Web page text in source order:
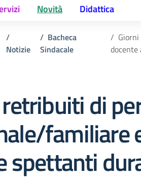
Novità Didattica
Notizie
Bacheca
Sindacale
docente
di
familiare
spettanti